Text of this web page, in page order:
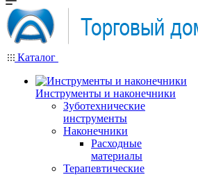
Каталог
Инструменты и наконечники
Зуботехнические
инструменты
Наконечники
Расходные
материалы
Терапевтические